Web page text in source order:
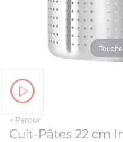
< Retour
Cuit-Pâtes 22 cm